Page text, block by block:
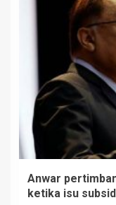
Anwar
ketika isu